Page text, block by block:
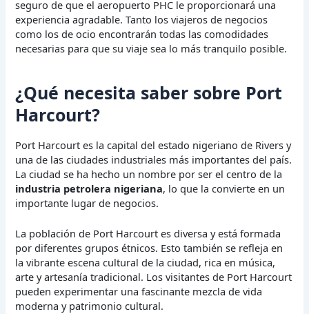
seguro de que el aeropuerto PHC le proporcionará una
experiencia agradable. Tanto los viajeros de negocios
como los de ocio encontrarán todas las comodidades
necesarias para que su viaje sea lo más tranquilo posible.
¿Qué necesita saber sobre Port
Harcourt?
Port Harcourt es la capital del estado nigeriano de Rivers y
una de las ciudades industriales más importantes del país.
La ciudad se ha hecho un nombre por ser el centro de la
industria petrolera nigeriana, lo que la convierte en un
importante lugar de negocios.
La población de Port Harcourt es diversa y está formada
por diferentes grupos étnicos. Esto también se refleja en
la vibrante escena cultural de la ciudad, rica en música,
arte y artesanía tradicional. Los visitantes de Port Harcourt
pueden experimentar una fascinante mezcla de vida
moderna y patrimonio cultural.